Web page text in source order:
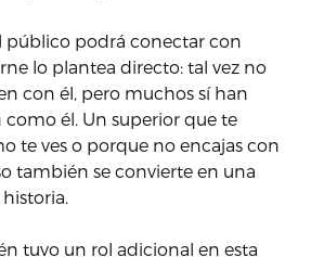
público podrá conectar con
lo plantea directo: tal vez no
con él, pero muchos sí han
él. Un superior que te
te ves o porque no encajas con
también se convierte en una
tuvo un rol adicional en esta